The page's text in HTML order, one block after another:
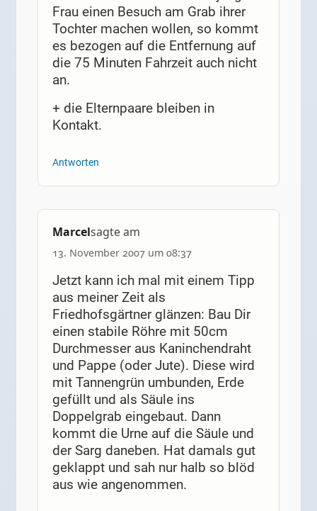
Frau einen Besuch am Grab ihrer
Tochter machen wollen, so kommt
es bezogen auf die Entfernung auf
die 75 Minuten Fahrzeit auch nicht
an.
+ die Elternpaare bleiben in
Kontakt.
Antworten
Marcelsagte am
13. November 2007 um 08:37
Jetzt kann ich mal mit einem Tipp
aus meiner Zeit als
Friedhofsgärtner glänzen: Bau Dir
einen stabile Röhre mit 50cm
Durchmesser aus Kaninchendraht
und Pappe (oder Jute). Diese wird
mit Tannengrün umbunden, Erde
gefüllt und als Säule ins
Doppelgrab eingebaut. Dann
kommt die Urne auf die Säule und
der Sarg daneben. Hat damals gut
geklappt und sah nur halb so blöd
aus wie angenommen.